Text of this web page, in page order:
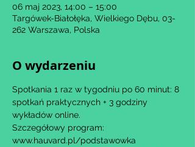
06 maj 2023, 14:00 – 15:00
Targówek-Białołęka, Wielkiego Dębu, 03-
262 Warszawa, Polska
O wydarzeniu
Spotkania 1 raz w tygodniu po 60 minut: 8
spotkań praktycznych + 3 godziny
wykładów online.
Szczegółowy program:
www.hauvard.pl/podstawowka